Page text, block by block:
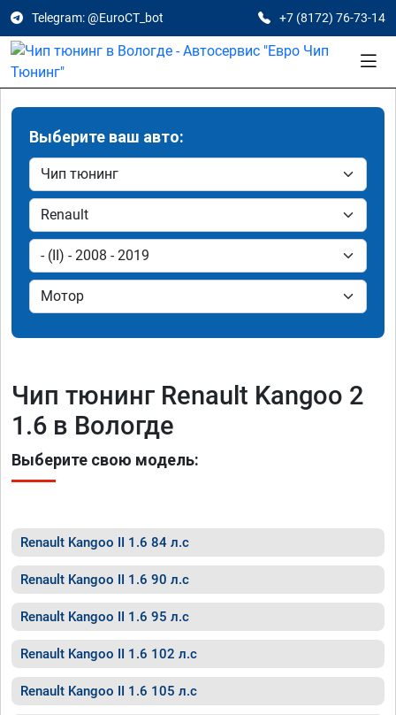
Telegram: @EuroCT_bot +7 (8172) 76-73-14
Выберите ваш авто:
Чип тюнинг Renault Kangoo 2
1.6 в Вологде
Выберите свою модель:
Renault Kangoo II 1.6 84 л.с
Renault Kangoo II 1.6 90 л.с
Renault Kangoo II 1.6 95 л.с
Renault Kangoo II 1.6 102 л.с
Renault Kangoo II 1.6 105 л.с